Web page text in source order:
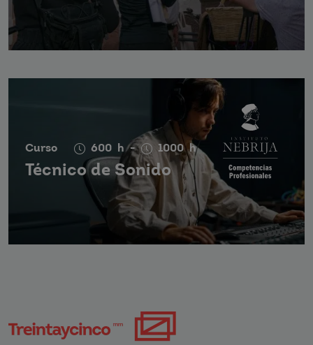
Curso 600 h - 1000 h
Técnico de Sonido